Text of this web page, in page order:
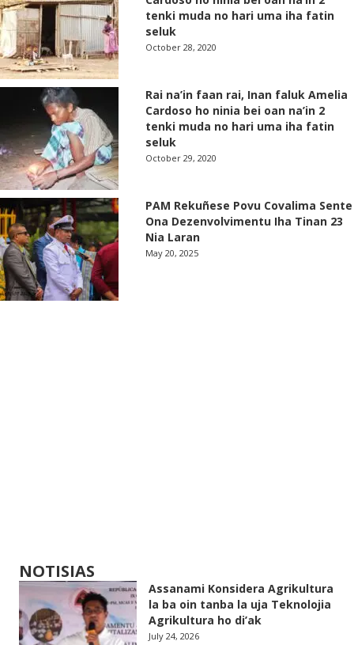
tenki muda no hari uma iha fatin
seluk
October 28, 2020
Rai na’in faan rai, Inan faluk Amelia
Cardoso ho ninia bei oan na’in 2
tenki muda no hari uma iha fatin
seluk
October 29, 2020
PAM Rekuñese Povu Covalima Sente
Ona Dezenvolvimentu Iha Tinan 23
Nia Laran
May 20, 2025
NOTISIAS
Assanami Konsidera Agrikultura
la ba oin tanba la uja Teknolojia
Agrikultura ho di’ak
July 24, 2026